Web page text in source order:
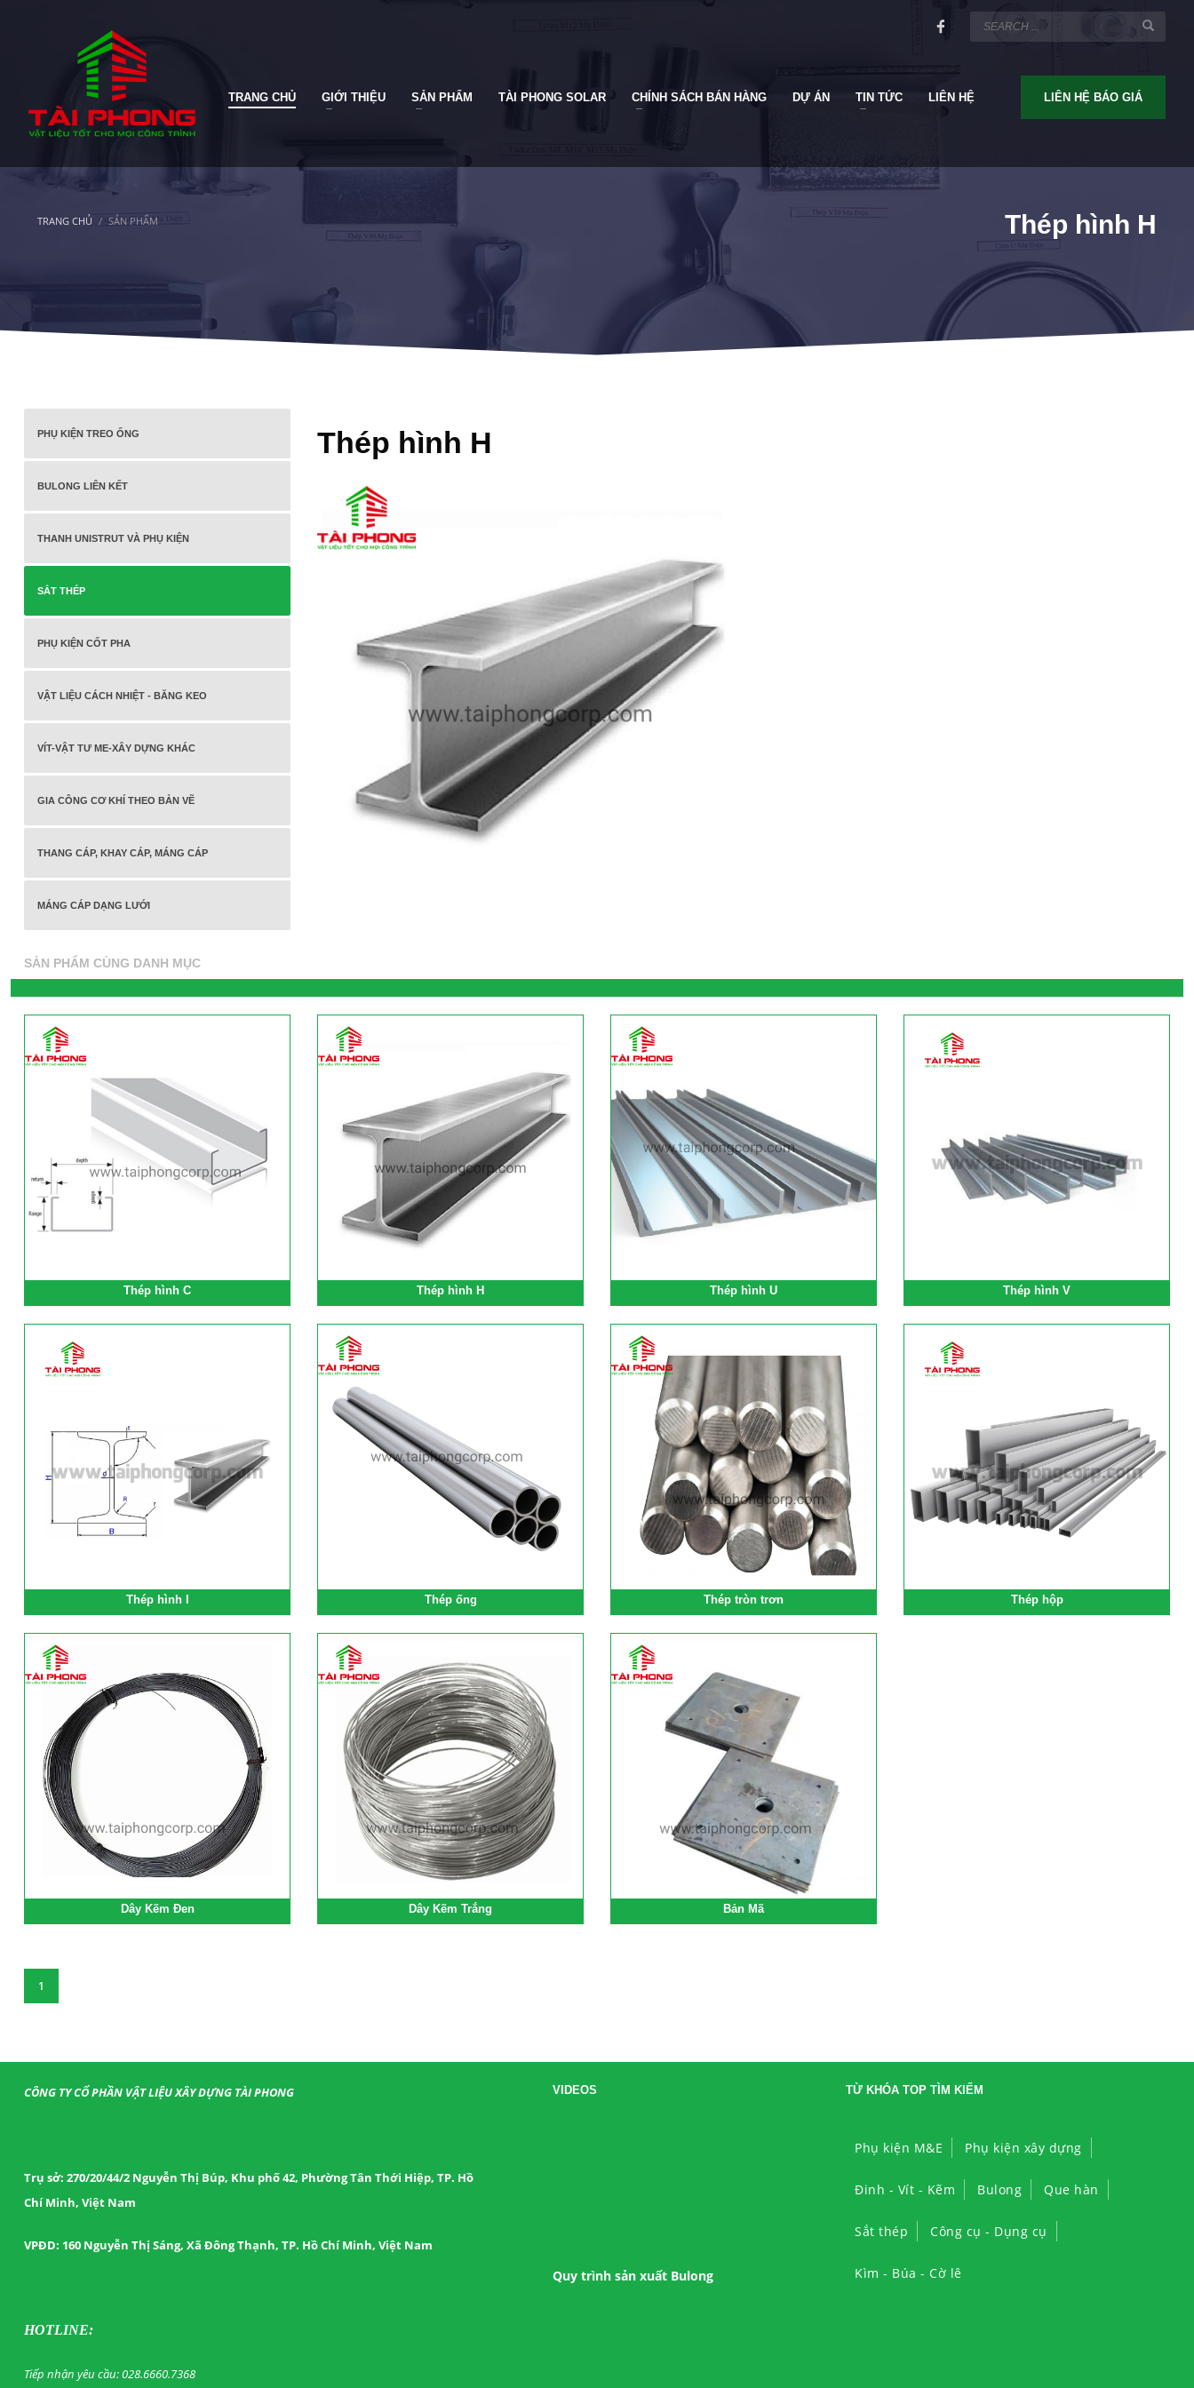
TRANG CHỦ GIỚI THIỆU SẢN PHẨM TÀI PHONG SOLAR CHÍNH SÁCH BÁN HÀNG DỰ ÁN TIN TỨC LIÊN HỆ LIÊN HỆ BÁO GIÁ
TRANG CHỦ SẢN PHẨM Thép hình H
PHỤ KIỆN TREO ỐNG
BULONG LIÊN KẾT
THANH UNISTRUT VÀ PHỤ KIỆN
SẮT THÉP
PHỤ KIỆN CỐT PHA
VẬT LIỆU CÁCH NHIỆT - BĂNG KEO
VÍT-VẬT TƯ ME-XÂY DỰNG KHÁC
GIA CÔNG CƠ KHÍ THEO BẢN VẼ
THANG CÁP, KHAY CÁP, MÁNG CÁP
MÁNG CÁP DẠNG LƯỚI
Thép hình H
SẢN PHẨM CÙNG DANH MỤC
Thép hình C Thép hình H Thép hình U Thép hình V
Thép hình I Thép ống Thép tròn trơn Thép hộp
Dây Kẽm Đen Dây Kẽm Trắng Bản Mã
1
CÔNG TY CỔ PHẦN VẬT LIỆU XÂY DỰNG TÀI PHONG
Trụ sở: 270/20/44/2 Nguyễn Thị Búp, Khu phố 42, Phường Tân Thới Hiệp, TP. Hồ
Chí Minh, Việt Nam
VPĐD: 160 Nguyễn Thị Sáng, Xã Đông Thạnh, TP. Hồ Chí Minh, Việt Nam
HOTLINE:
Tiếp nhận yêu cầu: 028.6660.7368
VIDEOS
Quy trình sản xuất Bulong
TỪ KHÓA TOP TÌM KIẾM
Phụ kiện M&E Phụ kiện xây dựng
Đinh - Vít - Kẽm Bulong Que hàn
Sắt thép Công cụ - Dụng cụ
Kìm - Búa - Cờ lê